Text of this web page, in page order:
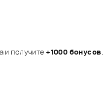
и получите+1000 бонусов.